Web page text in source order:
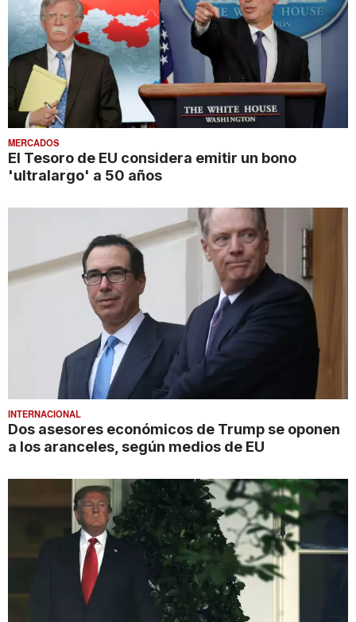
MERCADOS
El Tesoro de EU considera emitir un bono
'ultralargo' a 50 años
INTERNACIONAL
Dos asesores económicos de Trump se oponen
a los aranceles, según medios de EU